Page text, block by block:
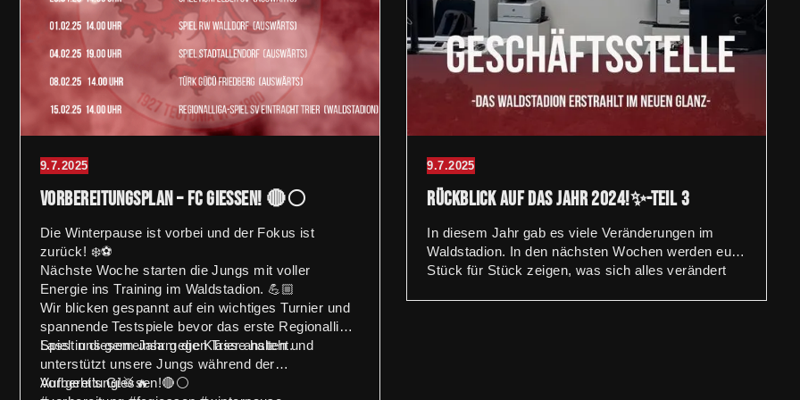
9.7.2025
Vorbereitungsplan – FC Giessen! 🔴⚪️
Die Winterpause ist vorbei und der Fokus ist
zurück! ❄️⚽
Nächste Woche starten die Jungs mit voller
Energie ins Training im Waldstadion. 💪🏼
Wir blicken gespannt auf ein wichtiges Turnier und
spannende Testspiele bevor das erste Regionalliga-
Spiel in diesem Jahr gegen Trier ansteht.
Lasst uns gemeinsam die Klasse halten und
unterstützt unsere Jungs während der
Vorbereitung!🥁🔥
Auf geht’s Giessen!🔴⚪️
9.7.2025
Rückblick auf das Jahr 2024!✨-Teil 3
In diesem Jahr gab es viele Veränderungen im
Waldstadion. In den nächsten Wochen werden euch
Stück für Stück zeigen, was sich alles verändert